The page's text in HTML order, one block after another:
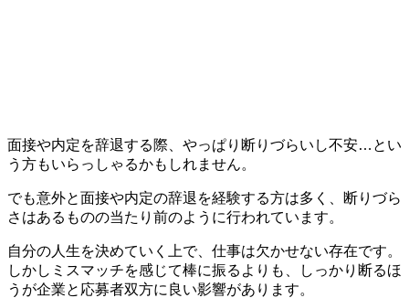
面接や内定を辞退する際、やっぱり断りづらいし不安…とい
う方もいらっしゃるかもしれません。
でも意外と面接や内定の辞退を経験する方は多く、断りづら
さはあるものの当たり前のように行われています。
自分の人生を決めていく上で、仕事は欠かせない存在です。
しかしミスマッチを感じて棒に振るよりも、しっかり断るほ
うが企業と応募者双方に良い影響があります。